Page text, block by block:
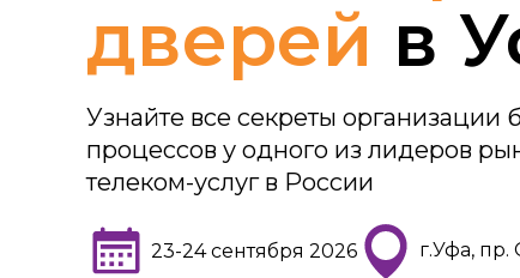
дверей в
Узнайте все секреты организации
процессов у одного из лидеров
телеком-услуг в России
г.Уфа, пр.
23-24 сентября 2026